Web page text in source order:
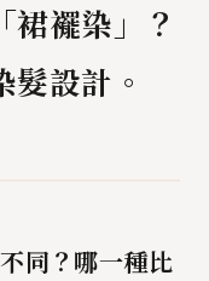
襬染」？
設計。
同？哪一種比